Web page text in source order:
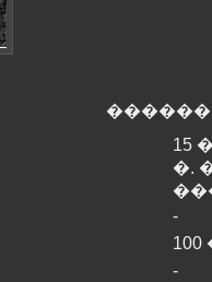
15
�.
-
-